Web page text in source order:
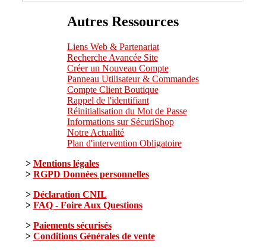
Autres Ressources
Liens Web & Partenariat
Recherche Avancée Site
Créer un Nouveau Compte
Panneau Utilisateur & Commandes
Compte Client Boutique
Rappel de l'identifiant
Réinitialisation du Mot de Passe
Informations sur SécuriShop
Notre Actualité
Plan d'intervention Obligatoire
> Mentions légales
> RGPD Données personnelles
> Déclaration CNIL
> FAQ - Foire Aux Questions
> Paiements sécurisés
> Conditions Générales de vente